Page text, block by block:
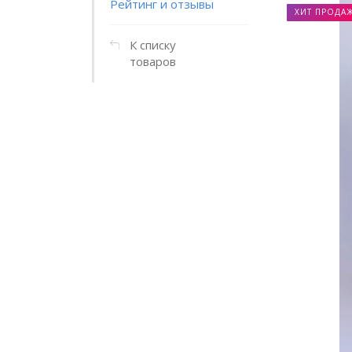
Рейтинг и отзывы
К списку
товаров
ХИТ